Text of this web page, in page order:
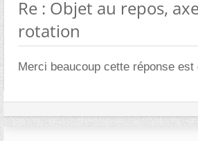
Re : Objet au repos,
rotation
Merci beaucoup cette réponse est